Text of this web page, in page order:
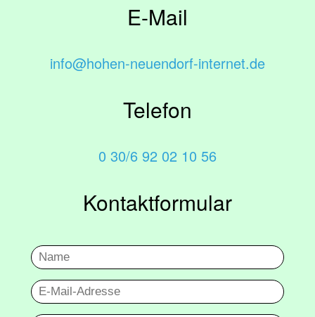
E-Mail
info@hohen-neuendorf-internet.de
Telefon
0 30/6 92 02 10 56
Kontaktformular